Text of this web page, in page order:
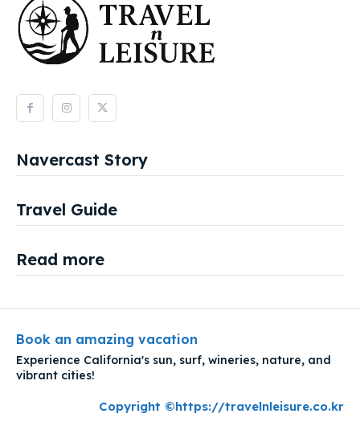
Navercast Story
Travel Guide
Read more
Book an amazing vacation
Experience California's sun, surf, wineries, nature, and
vibrant cities!
Copyright ©https://travelnleisure.co.kr